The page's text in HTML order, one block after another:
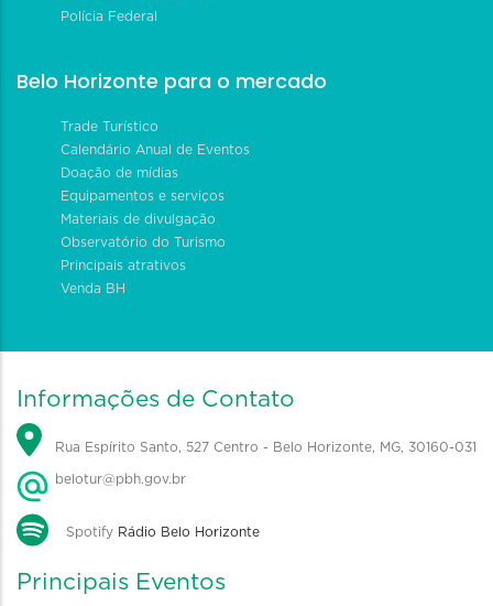
Polícia Federal
Belo Horizonte para o mercado
Trade Turístico
Calendário Anual de Eventos
Doação de mídias
Equipamentos e serviços
Materiais de divulgação
Observatório do Turismo
Principais atrativos
Venda BH
Informações de Contato
Rua Espírito Santo, 527 Centro - Belo Horizonte, MG, 30160-031
belotur@pbh.gov.br
Spotify Rádio Belo Horizonte
Principais Eventos